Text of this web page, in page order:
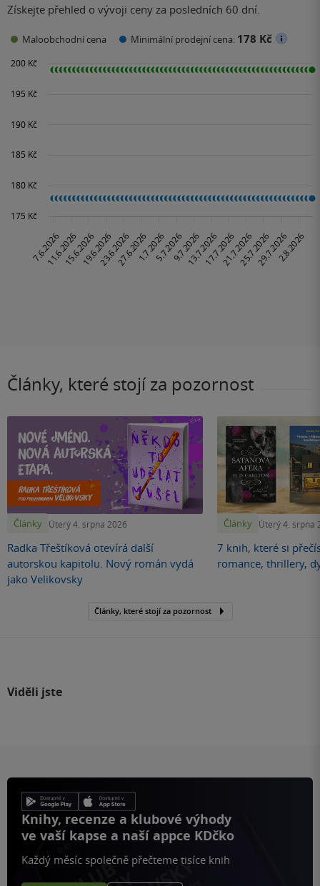
Získejte přehled o vývoji ceny za posledních 60 dní.
Maloobchodní cena Minimální prodejní cena: 178 Kč
Články, které stojí za pozornost
Články Úterý 4. srpna 2026
Radka Třeštíková otevírá další
autorskou kapitolu. Nový román vydá
jako Velikovsky
Články Úterý 4. srpna
7 knih, které si
romance, thrillery,
Články, které stojí za pozornost
Viděli jste
Knihy, recenze a klubové výhody
ve vaší kapse a naší appce KDčko
Každý měsíc společně přečteme tisíce knih